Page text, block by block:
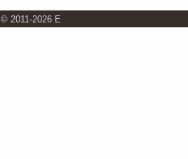
© 2011-2026 E